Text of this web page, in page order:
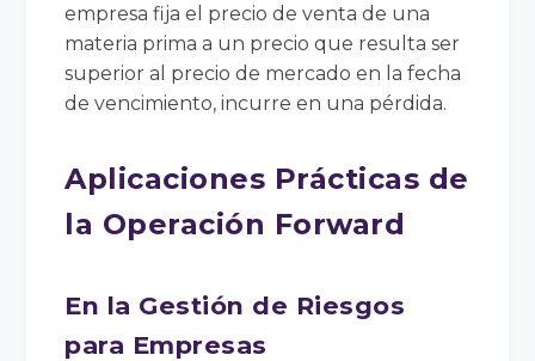
empresa fija el precio de venta de una
materia prima a un precio que resulta ser
superior al precio de mercado en la fecha
de vencimiento, incurre en una pérdida.
Aplicaciones Prácticas de
la Operación Forward
En la Gestión de Riesgos
para Empresas